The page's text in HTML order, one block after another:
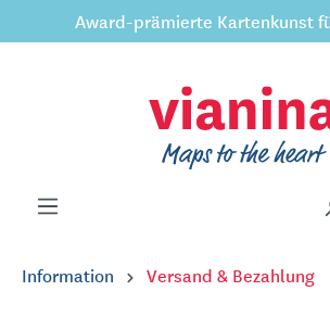
springen
Award-prämierte Kartenkunst
Information Versand & Bezahlung